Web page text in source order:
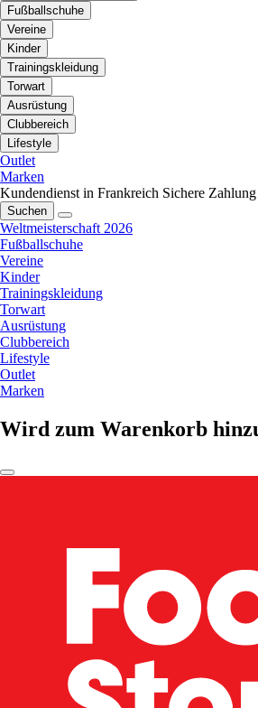
Fußballschuhe
Vereine
Kinder
Trainingskleidung
Torwart
Ausrüstung
Clubbereich
Lifestyle
Outlet
Marken
Kundendienst in Frankreich Sichere Zahlung
Suchen
Weltmeisterschaft 2026
Fußballschuhe
Vereine
Kinder
Trainingskleidung
Torwart
Ausrüstung
Clubbereich
Lifestyle
Outlet
Marken
Wird zum Warenkorb